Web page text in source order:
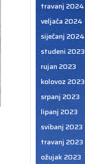
travanj 2024
veljača 2024
siječanj 2024
studeni 2023
rujan 2023
kolovoz 2023
srpanj 2023
lipanj 2023
svibanj 2023
travanj 2023
ožujak 2023